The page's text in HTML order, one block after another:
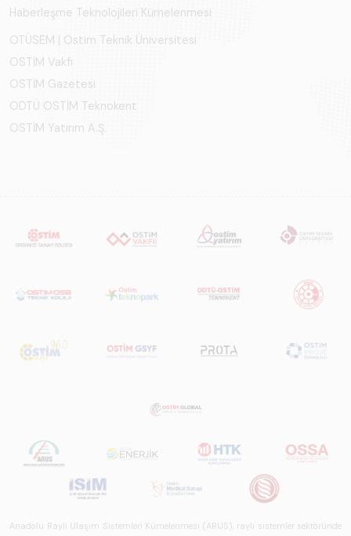
Haberleşme Teknolojileri Kümelenmesi
OTÜSEM | Ostim Teknik Üniversitesi
OSTİM Vakfı
OSTİM Gazetesi
ODTÜ OSTİM Teknokent
OSTİM Yatırım A.Ş.
Anadolu Raylı Ulaşım Sistemleri Kümelenmesi (ARUS), raylı sistemler sektöründe